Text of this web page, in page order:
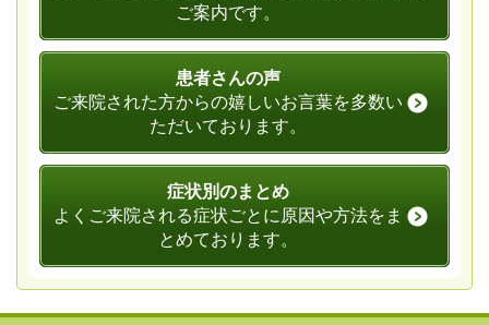
ご案内です。
患者さんの声
ご来院された方からの嬉しいお言葉を多数い
ただいております。
症状別のまとめ
よくご来院される症状ごとに原因や方法をま
とめております。